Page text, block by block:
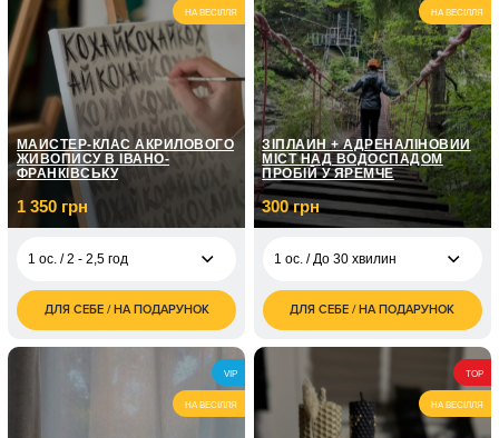
НА ВЕСІЛЛЯ
МАЙСТЕР-КЛАС АКРИЛОВОГО
ЖИВОПИСУ В ІВАНО-
ФРАНКІВСЬКУ
1 350 грн
1 ос. / 2 - 2,5 год
1 350
грн
2 ос. / 2-2,5год
2 700
грн
ДЛЯ СЕБЕ / НА ПОДАРУНОК
НА ВЕСІЛЛЯ
ЗІПЛАЙН + АДРЕНАЛІНОВИЙ
МІСТ НАД ВОДОСПАДОМ
ПРОБІЙ У ЯРЕМЧЕ
300 грн
1 ос. / До 30 хвилин
300
грн
ДЛЯ СЕБЕ / НА ПОДАРУНОК
VIP
НА ВЕСІЛЛЯ
TOP
НА ВЕСІЛЛЯ